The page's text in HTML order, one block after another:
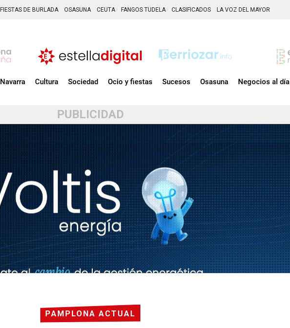
FIESTAS DE BURLADA OSASUNA CEUTA FANGOS TUDELA CLASIFICADOS LA VOZ DEL MAYOR
Navarra Cultura Sociedad Ocio y fiestas Sucesos Osasuna Negocios al día
PUBLICIDAD
PAMPLONA ACTUAL